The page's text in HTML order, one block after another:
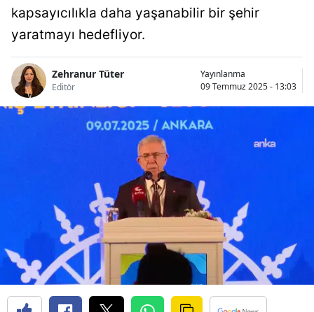
kapsayıcılıkla daha yaşanabilir bir şehir
yaratmayı hedefliyor.
Zehranur Tüter
Editör
Yayınlanma
09 Temmuz 2025 - 13:03